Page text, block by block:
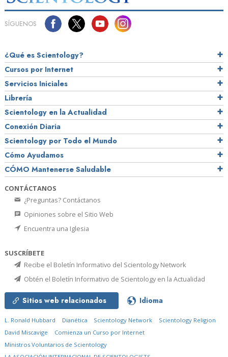
SÍGUENOS
¿Qué es Scientology?
Cursos por Internet
Servicios Iniciales
Librería
Scientology en la Actualidad
Conexión Diaria
Scientology por Todo el Mundo
Cómo Ayudamos
CÓMO Mantenerse Saludable
CONTÁCTANOS
¿Preguntas? Contáctanos
Opiniones sobre el Sitio Web
Encuentra una Iglesia
SUSCRÍBETE
Recibe el Boletín Informativo del Scientology Network
Obtén el Boletín Informativo de Scientology en la Actualidad
Sitios web relacionados Idioma
L. Ronald Hubbard Dianética Scientology Network
Scientology Religion
David Miscavige
Comienza un Curso por Internet
Ministros Voluntarios de Scientology